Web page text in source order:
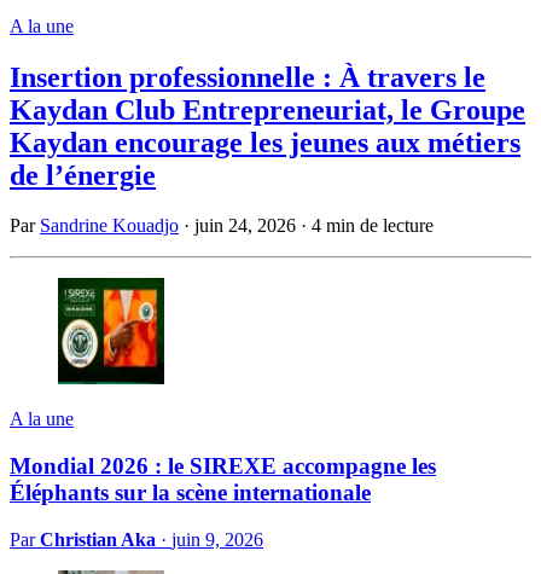
A la une
Insertion professionnelle : À travers le
Kaydan Club Entrepreneuriat, le Groupe
Kaydan encourage les jeunes aux métiers
de l’énergie
Par Sandrine Kouadjo · juin 24, 2026 · 4 min de lecture
A la une
Mondial 2026 : le SIREXE accompagne les
Éléphants sur la scène internationale
ParChristian Aka · juin 9, 2026